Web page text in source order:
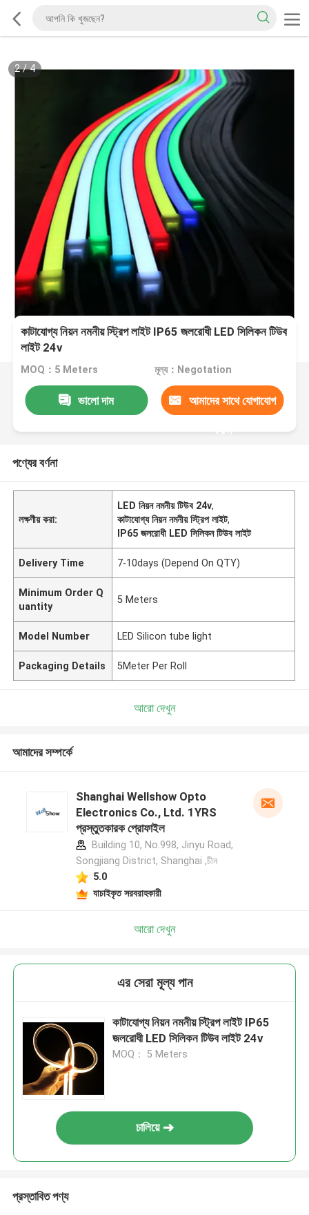
2/4
কাটাযোগ্য নিয়ন নমনীয় স্ট্রিপ লাইট IP65 জলরোধী LED সিলিকন টিউব
লাইট 24v
MOQ：5 Meters মূল্য：Negotation
ভালো দাম আমাদের সাথে যোগাযোগ
করুন
পণ্যের বর্ণনা
লক্ষণীয় করা:
LED নিয়ন নমনীয় টিউব 24v,
কাটাযোগ্য নিয়ন নমনীয় স্ট্রিপ লাইট,
IP65 জলরোধী LED সিলিকন টিউব লাইট
Delivery Time 7-10days (Depend On QTY)
Minimum Order Q
uantity
5 Meters
Model Number LED Silicon tube light
Packaging Details 5Meter Per Roll
আরো দেখুন
আমাদের সম্পর্কে
Shanghai Wellshow Opto
Electronics Co., Ltd. 1YRS
প্রস্তুতকারক প্রোফাইল
Building 10, No.998, Jinyu Road,
Songjiang District, Shanghai ,চীন
5.0
যাচাইকৃত সরবরাহকারী
আরো দেখুন
এর সেরা মূল্য পান
কাটাযোগ্য নিয়ন নমনীয় স্ট্রিপ লাইট IP65
জলরোধী LED সিলিকন টিউব লাইট 24v
MOQ： 5 Meters
চালিয়ে
প্রস্তাবিত পণ্য